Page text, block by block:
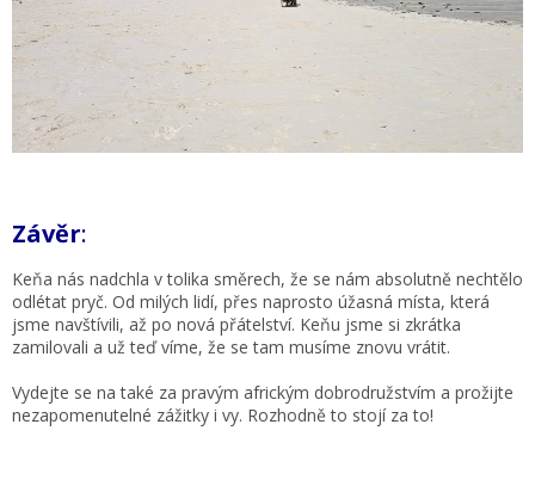
Závěr:
Keňa nás nadchla v tolika směrech, že se nám absolutně nechtělo
odlétat pryč. Od milých lidí, přes naprosto úžasná místa, která
jsme navštívili, až po nová přátelství. Keňu jsme si zkrátka
zamilovali a už teď víme, že se tam musíme znovu vrátit.
Vydejte se na také za pravým africkým dobrodružstvím a prožijte
nezapomenutelné zážitky i vy. Rozhodně to stojí za to!